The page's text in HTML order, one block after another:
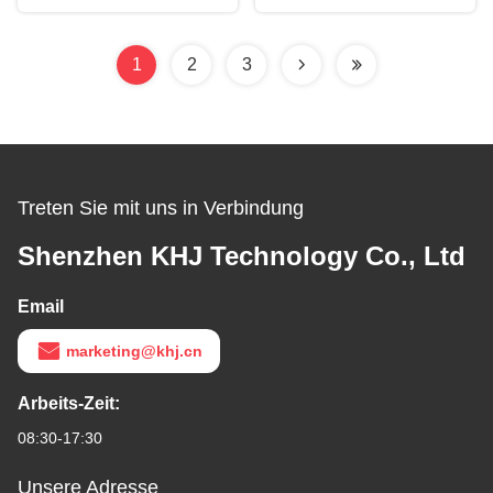
1 2 3
Treten Sie mit uns in Verbindung
Shenzhen KHJ Technology Co., Ltd
Email
marketing@khj.cn
Arbeits-Zeit:
08:30-17:30
Unsere Adresse